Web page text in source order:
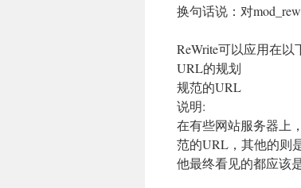
换句话说：对
ReWrite可以应用在以
URL的规划
规范的URL
说明:
在有些网站服务器上
范的URL，其他的则
他最终看见的都应该